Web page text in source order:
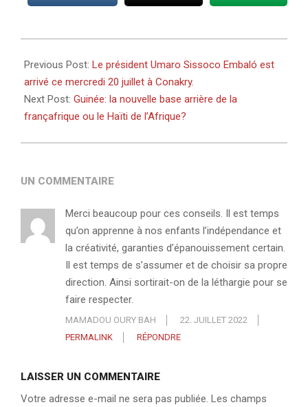
07-
22
Previous Post: Le président Umaro Sissoco Embaló est
arrivé ce mercredi 20 juillet à Conakry.
Next Post: Guinée: la nouvelle base arrière de la
françafrique ou le Haïti de l’Afrique?
UN COMMENTAIRE
Merci beaucoup pour ces conseils. Il est temps
qu’on apprenne à nos enfants l’indépendance et
la créativité, garanties d’épanouissement certain.
Il est temps de s’assumer et de choisir sa propre
direction. Ainsi sortirait-on de la léthargie pour se
faire respecter.
MAMADOU OURY BAH
22. JUILLET 2022
PERMALINK
RÉPONDRE
LAISSER UN COMMENTAIRE
Votre adresse e-mail ne sera pas publiée. Les champs